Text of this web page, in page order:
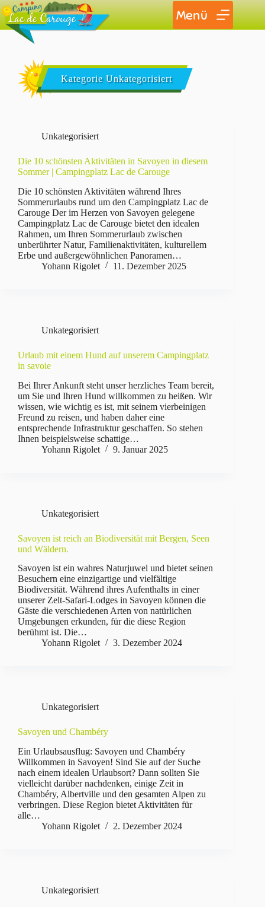
Menü
KategorieUnkategorisiert
Unkategorisiert
Die 10 schönsten Aktivitäten in Savoyen in diesem
Sommer | Campingplatz Lac de Carouge
Die 10 schönsten Aktivitäten während Ihres
Sommerurlaubs rund um den Campingplatz Lac de
Carouge Der im Herzen von Savoyen gelegene
Campingplatz Lac de Carouge bietet den idealen
Rahmen, um Ihren Sommerurlaub zwischen
unberührter Natur, Familienaktivitäten, kulturellem
Erbe und außergewöhnlichen Panoramen…
Yohann Rigolet
11. Dezember 2025
Unkategorisiert
Urlaub mit einem Hund auf unserem Campingplatz
in savoie
Bei Ihrer Ankunft steht unser herzliches Team bereit,
um Sie und Ihren Hund willkommen zu heißen. Wir
wissen, wie wichtig es ist, mit seinem vierbeinigen
Freund zu reisen, und haben daher eine
entsprechende Infrastruktur geschaffen. So stehen
Ihnen beispielsweise schattige…
Yohann Rigolet
9. Januar 2025
Unkategorisiert
Savoyen ist reich an Biodiversität mit Bergen, Seen
und Wäldern.
Savoyen ist ein wahres Naturjuwel und bietet seinen
Besuchern eine einzigartige und vielfältige
Biodiversität. Während ihres Aufenthalts in einer
unserer Zelt-Safari-Lodges in Savoyen können die
Gäste die verschiedenen Arten von natürlichen
Umgebungen erkunden, für die diese Region
berühmt ist. Die…
Yohann Rigolet
3. Dezember 2024
Unkategorisiert
Savoyen und Chambéry
Ein Urlaubsausflug: Savoyen und Chambéry
Willkommen in Savoyen! Sind Sie auf der Suche
nach einem idealen Urlaubsort? Dann sollten Sie
vielleicht darüber nachdenken, einige Zeit in
Chambéry, Albertville und den gesamten Alpen zu
verbringen. Diese Region bietet Aktivitäten für
alle…
Yohann Rigolet
2. Dezember 2024
Unkategorisiert